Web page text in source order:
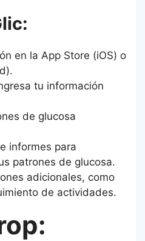
en la App Store (iOS) o
tu información
de glucosa
informes para
patrones de glucosa.
adicionales, como
de actividades.